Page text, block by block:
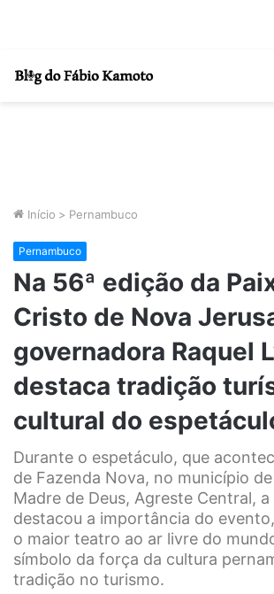
Início > Pernambuco
Pernambuco
Na 56ª edição da
Cristo de Nova
governadora Raquel
destaca tradição
cultural do
Durante o espetáculo, que
de Fazenda Nova, no município
Madre de Deus, Agreste Central,
destacou a importância do
o maior teatro ao ar livre do
símbolo da força da cultura
tradição no turismo.